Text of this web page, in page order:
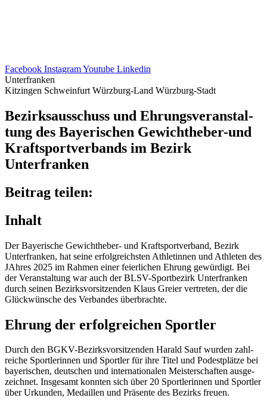
Facebook InstagramYoutube Linkedin
Unterfranken
Kitzingen Schweinfurt Würzburg-Land Würzburg-Stadt
Bezirks­aus­schuss und Ehrungs­ver­an­stal­
tung des Baye­ri­schen Gewicht­he­ber-und
Kraft­sport­ver­bands im Bezirk
Unterfranken
Beitrag teilen:
Inhalt
Der Baye­ri­sche Gewicht­he­ber- und Kraft­sport­ver­band, Bezirk
Unter­fran­ken, hat seine erfolg­reichs­ten Athle­tin­nen und Athle­ten des
JAhres 2025 im Rahmen einer feier­li­chen Ehrung gewür­digt. Bei
der Veran­stal­tung war auch der BLSV-Sport­be­zirk Unter­fran­ken
durch seinen Bezirks­vor­sit­zen­den Klaus Greier vertre­ten, der die
Glück­wün­sche des Verban­des überbrachte.
Ehrung der erfolg­rei­chen Sportler
Durch den BGKV-Bezirks­vor­sit­zen­den Harald Sauf wurden zahl­
rei­che Sport­le­rin­nen und Sport­ler für ihre Titel und Podest­plätze bei
baye­ri­schen, deut­schen und inter­na­tio­na­len Meis­ter­schaf­ten ausge­
zeich­net. Insge­samt konn­ten sich über 20 Sport­le­rin­nen und Sport­ler
über Urkun­den, Medail­len und Präsente des Bezirks freuen.